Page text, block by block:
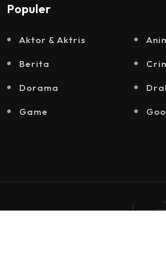
Populer
Aktor & Aktris
Berita
Dorama
Game